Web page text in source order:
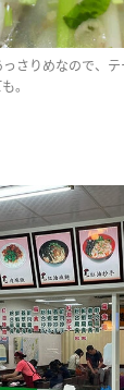
さりめなので、
。